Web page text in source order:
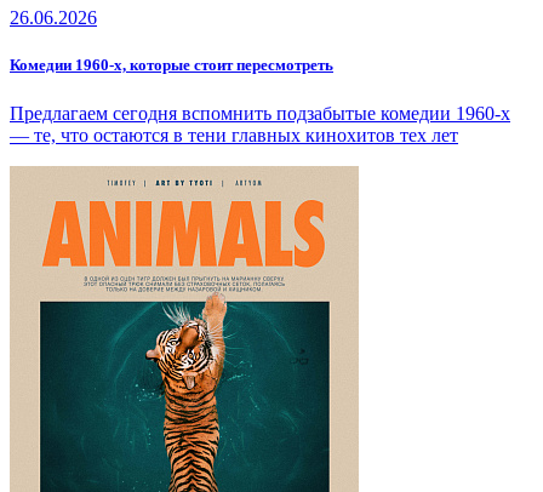
26.06.2026
Комедии 1960-х, которые стоит пересмотреть
Предлагаем сегодня вспомнить подзабытые комедии 1960-х
— те, что остаются в тени главных кинохитов тех лет